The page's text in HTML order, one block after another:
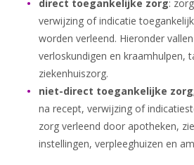
direct toegankelijke zorg:
verwijzing of indicatie
worden verleend. Hieronder
verloskundigen en kraamhulpen,
ziekenhuiszorg.
niet-direct toegankelijke zorg
na recept, verwijzing of
zorg verleend door apotheken,
instellingen, verpleeghuizen en